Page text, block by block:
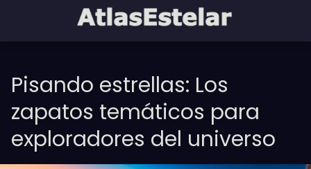
Pisando estrellas: Los
zapatos temáticos para
exploradores del universo